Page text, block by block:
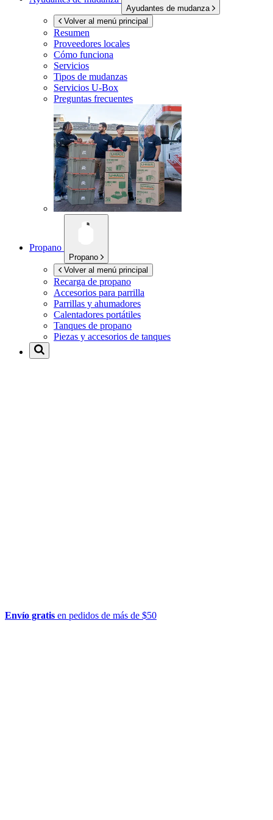
Ayudantes de mudanza
Volver al menú principal
Resumen
Proveedores locales
Cómo funciona
Servicios
Tipos de mudanzas
Servicios U-Box
Preguntas frecuentes
Propano
Propano
Volver al menú principal
Recarga de propano
Accesorios para parrilla
Parrillas y ahumadores
Calentadores portátiles
Tanques de propano
Piezas y accesorios de tanques
Envío gratis en pedidos de más de $50